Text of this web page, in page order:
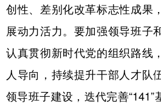
创性、差别化改革标志性成果
展动力活力。要加强领导班子
认真贯彻新时代党的组织路线
人导向，持续提升干部人才队
领导班子建设，迭代完善